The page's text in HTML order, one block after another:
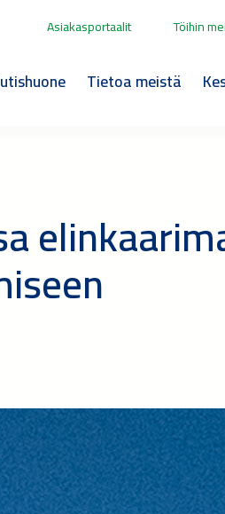
Asiakasportaalit Töihin
Tietoa meistä